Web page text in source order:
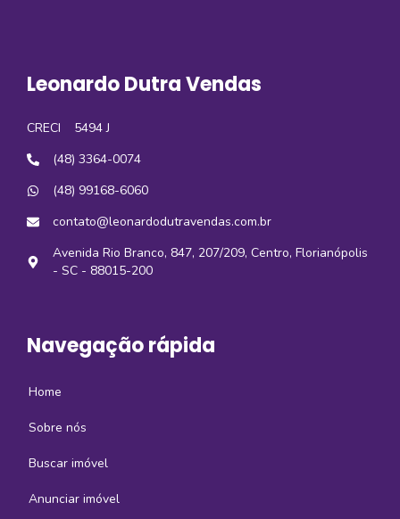
Leonardo Dutra Vendas
CRECI
5494 J
(48) 3364-0074
(48) 99168-6060
contato@leonardodutravendas.com.br
Avenida Rio Branco, 847, 207/209, Centro, Florianópolis
- SC - 88015-200
Navegação rápida
Home
Sobre nós
Buscar imóvel
Anunciar imóvel